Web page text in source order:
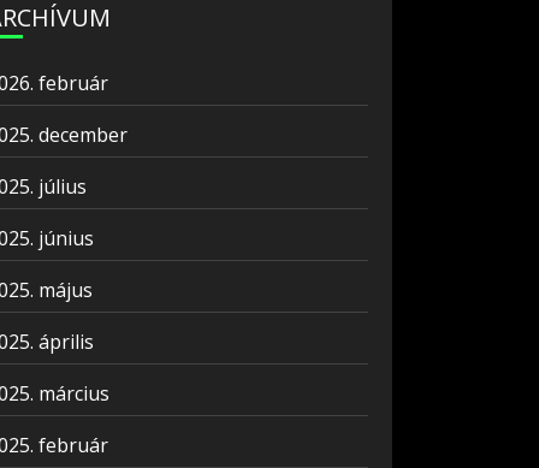
február
december
július
június
május
április
március
február